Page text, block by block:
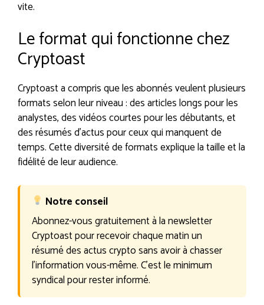
vite.
Le format qui fonctionne chez
Cryptoast
Cryptoast a compris que les abonnés veulent plusieurs
formats selon leur niveau : des articles longs pour les
analystes, des vidéos courtes pour les débutants, et
des résumés d’actus pour ceux qui manquent de
temps. Cette diversité de formats explique la taille et la
fidélité de leur audience.
Notre conseil
Abonnez-vous gratuitement à la newsletter
Cryptoast pour recevoir chaque matin un
résumé des actus crypto sans avoir à chasser
l’information vous-même. C’est le minimum
syndical pour rester informé.